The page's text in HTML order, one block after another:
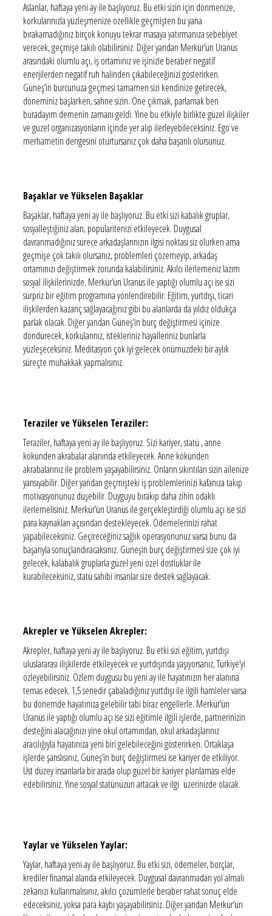
Aslanlar, haftaya yeni ay ile başlıyoruz. Bu etki sizin için dönmenize,
korkularınızla yüzleşmenize özellikle geçmişten bu yana
bırakamadığınız birçok konuyu tekrar masaya yatırmanıza sebebiyet
verecek, geçmişe takılı olabilirsiniz. Diğer yandan Merkür’ün Uranüs
arasındaki olumlu açı, iş ortamınız ve işinizle beraber negatif
enerjilerden negatif ruh halinden çıkabileceğinizi gösterirken.
Güneş’in burcunuza geçmesi tamamen sizi kendinize getirecek,
döneminiz başlarken, sahne sizin. Öne çıkmak, parlamak ben
buradayım demenin zamanı geldi. Yine bu etkiyle birlikte güzel ilişkiler
ve güzel organizasyonların içinde yer alıp ilerleyebileceksiniz. Ego ve
merhametin dengesini oturtursanız çok daha başarılı olursunuz.
Başaklar ve Yükselen Başaklar
Başaklar, haftaya yeni ay ile başlıyoruz. Bu etki sizi kabalık gruplar,
sosyalleştiğiniz alan, popülaritenizi etkileyecek. Duygusal
davranmadığınız sürece arkadaşlarınızın ilgisi noktası siz olurken ama
geçmişe çok takılı olursanız, problemleri çözemeyip, arkadaş
ortamınızı değiştirmek zorunda kalabilirsiniz. Akılcı ilerlemeniz lazım
sosyal ilişkilerinizde. Merkür’ün Uranüs ile yaptığı olumlu açı ise sizi
sürpriz bir eğitim programına yönlendirebilir. Eğitim, yurtdışı, ticari
ilişkilerden kazanç sağlayacağınız gibi bu alanlarda da yıldız oldukça
parlak olacak. Diğer yandan Güneş’in burç değiştirmesi içinize
döndürecek, korkularınız, istekleriniz hayalleriniz bunlarla
yüzleşeceksiniz. Meditasyon çok iyi gelecek önümüzdeki bir aylık
süreçte muhakkak yapmalısınız.
Teraziler ve Yükselen Teraziler:
Teraziler, haftaya yeni ay ile başlıyoruz. Sizi kariyer, statü , anne
kökünden akrabalar alanında etkileyecek. Anne kökünden
akrabalarınız ile problem yaşayabilirsiniz. Onların sıkıntıları sizin ailenize
yansıyabilir. Diğer yandan geçmişteki iş problemlerinizi kafanıza takıp
motivasyonunuz düşebilir. Duyguyu bırakıp daha zihin odaklı
ilerlemelisiniz. Merkür’ün Uranüs ile gerçekleştirdiği olumlu açı ise sizi
para kaynakları açısından destekleyecek. Ödemelerinizi rahat
yapabileceksiniz. Geçireceğiniz sağlık operasyonunuz varsa bunu da
başarıyla sonuçlandıracaksınız. Güneşin burç değiştirmesi size çok iyi
gelecek, kalabalık gruplarla güzel yeni özel dostluklar ile
kurabileceksiniz, statü sahibi insanlar size destek sağlayacak.
Akrepler ve Yükselen Akrepler:
Akrepler, haftaya yeni ay ile başlıyoruz. Bu etki sizi eğitim, yurtdışı
uluslararası ilişkilerde etkileyecek ve yurtdışında yaşıyorsanız, Türkiye’yi
özleyebilirsiniz. Özlem duygusu bu yeni ay ile hayatınızın her alanına
temas edecek. 1,5 senedir çabaladığınız yurtdışı ile ilgili hamleler varsa
bu dönemde hayatınıza gelebilir tabi biraz engellerle. Merkür’ün
Uranüs ile yaptığı olumlu açı ise sizi eğitimle ilgili işlerde, partnerinizin
desteğini alacağınızı yine okul ortamından, okul arkadaşlarınız
aracılığıyla hayatınıza yeni biri gelebileceğini gösterirken. Ortaklaşa
işlerde şanslısınız, Güneş’in burç değiştirmesi ise kariyer de etkiliyor.
Üst düzey insanlarla bir arada olup güzel bir kariyer planlaması elde
edebilirsiniz. Yine sosyal statünüzün artacak ve ilgi üzerinizde olacak.
Yaylar ve Yükselen Yaylar:
Yaylar, haftaya yeni ay ile başlıyoruz. Bu etki sizi, ödemeler, borçlar,
krediler finansal alanda etkileyecek. Duygusal davranmadan yol almalı
zekanızı kullanmalısınız, akılcı çözümlerle beraber rahat sonuç elde
edeceksiniz, yoksa para kaybı yaşayabilirsiniz. Diğer yandan Merkür’ün